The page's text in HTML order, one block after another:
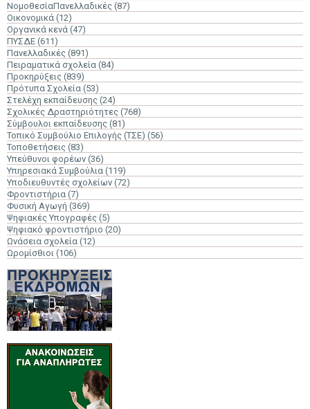
ΝομοθεσίαΠανελλαδικές (87)
Οικονομικά (12)
Οργανικά κενά (47)
ΠΥΣΔΕ (611)
Πανελλαδικές (891)
Πειραματικά σχολεία (84)
Προκηρύξεις (839)
Πρότυπα Σχολεία (53)
Στελέχη εκπαίδευσης (24)
Σχολικές Δραστηριότητες (768)
Σύμβουλοι εκπαίδευσης (81)
Τοπικό Συμβούλιο Επιλογής (ΤΣΕ) (56)
Τοποθετήσεις (83)
Υπεύθυνοι φορέων (36)
Υπηρεσιακά Συμβούλια (119)
Υποδιευθυντές σχολείων (72)
Φροντιστήρια (7)
Φυσική Αγωγή (369)
Ψηφιακές Υπογραφές (5)
Ψηφιακό φροντιστήριο (20)
Ωνάσεια σχολεία (12)
Ωρομίσθιοι (106)